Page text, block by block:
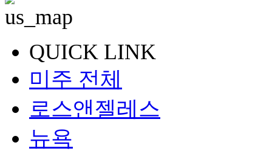
QUICK LINK
미주 전체
로스앤젤레스
뉴욕